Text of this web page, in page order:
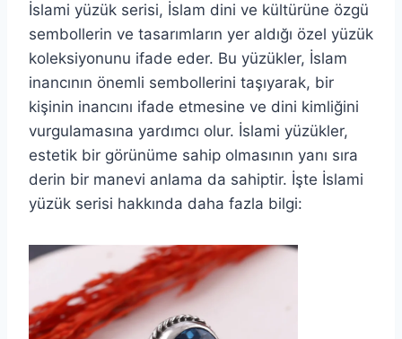
İslami yüzük serisi, İslam dini ve kültürüne özgü
sembollerin ve tasarımların yer aldığı özel yüzük
koleksiyonunu ifade eder. Bu yüzükler, İslam
inancının önemli sembollerini taşıyarak, bir
kişinin inancını ifade etmesine ve dini kimliğini
vurgulamasına yardımcı olur. İslami yüzükler,
estetik bir görünüme sahip olmasının yanı sıra
derin bir manevi anlama da sahiptir. İşte İslami
yüzük serisi hakkında daha fazla bilgi: